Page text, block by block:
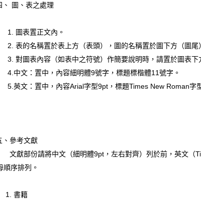
圖、表之處理
圖表置正文內。
表的名稱置於表上方（表頭），圖的名稱置於圖下方（圖尾
對圖表內容（如表中之符號）作簡要說明時，請置於圖表下
文：置中，內容細明體9號字，標題標楷體11號字。
文：置中，內容Arial字型9pt，標題Times New Roman字
參考文獻
部份請將中文（細明體9pt，左右對齊）列於前，英文（
順序排列。
書籍